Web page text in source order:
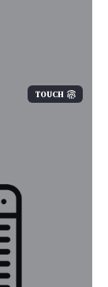
TOUCH